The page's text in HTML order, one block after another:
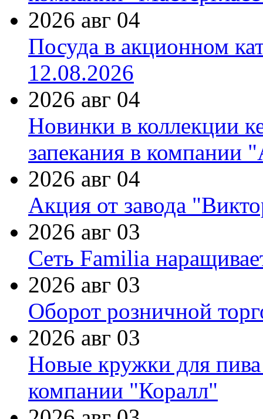
2026 авг 04
Посуда в акционном
12.08.2026
2026 авг 04
Новинки в коллекции
запекания в компании
2026 авг 04
Акция от завода
2026 авг 03
Сеть Familia
2026 авг 03
Оборот розничной
2026 авг 03
Новые кружки для
компании "Коралл"